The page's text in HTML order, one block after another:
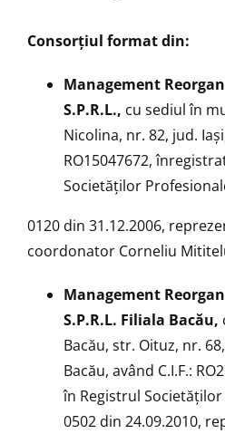
Consorțiul format din:
Management
S.P.R.L., cu sediul în
Nicolina, nr. 82, jud.
RO15047672,
Societăţilor
0120 din 31.12.2006,
coordonator Corneliu
Management
S.P.R.L. Filiala Bacău,
Bacău, str. Oituz, nr.
Bacău, având C.I.F.:
în Registrul
0502 din 24.09.2010,